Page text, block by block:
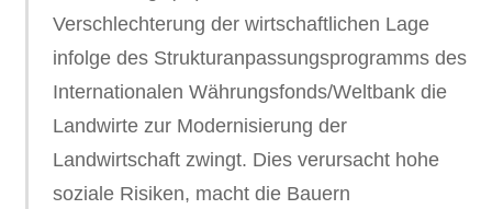
Verschlechterung der wirtschaftlichen Lage
infolge des Strukturanpassungsprogramms des
Internationalen Währungsfonds/Weltbank die
Landwirte zur Modernisierung der
Landwirtschaft zwingt. Dies verursacht hohe
soziale Risiken, macht die Bauern